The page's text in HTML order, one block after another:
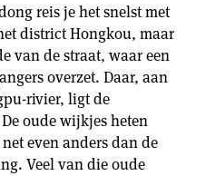
reis je het snelst met
district Hongkou, maar
van de straat, waar een
overzet. Daar, aan
rivier, ligt de
oude wijkjes heten
even anders dan de
Veel van die oude